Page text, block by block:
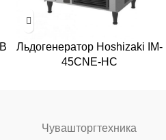
Льдогенератор Hoshizaki IM-
45CNE-HC
Чувашторгтехника